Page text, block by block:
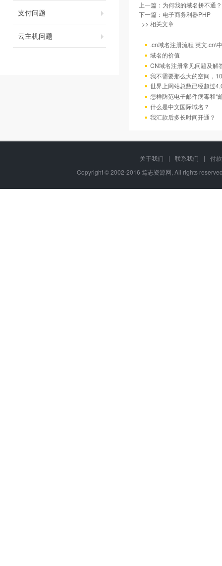
支付问题
云主机问题
上一篇： 为何我的域名拼不通？
下一篇： 电子商务利器PHP
>> 相关文章
.cn域名注册流程 英文.cn\
域名的价值
CN域名注册常见问题及解
我不需要那么大的空间，
世界上网站总数已经超过
怎样防范电子邮件病毒和“
什么是中文国际域名？
我汇款后多长时间开通？
关于我们 | 联系我们 |
付
Copyright © 2002-2016 笃志资源网, All rights